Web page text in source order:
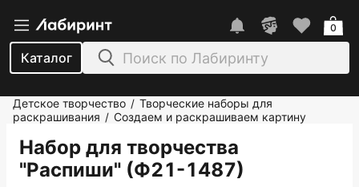
Каталог
0
Детское творчество / Творческие наборы для
раскрашивания / Создаем и раскрашиваем картину
Набор для творчества
"Распиши" (Ф21-1487)